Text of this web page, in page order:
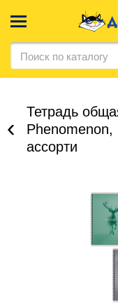
Тетрадь
ассорти